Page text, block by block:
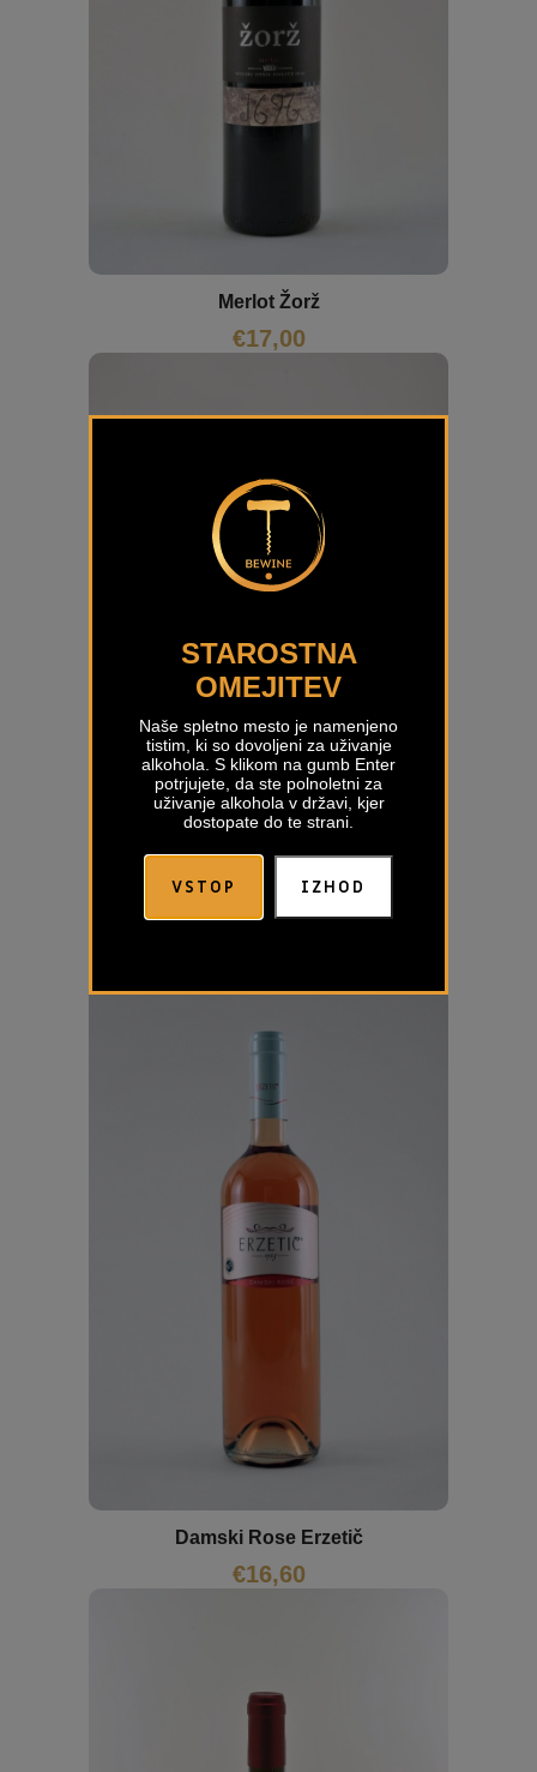
STAROSTNA
OMEJITEV
Naše spletno mesto je namenjeno
tistim, ki so dovoljeni za uživanje
alkohola. S klikom na gumb Enter
potrjujete, da ste polnoletni za
uživanje alkohola v državi, kjer
dostopate do te strani.
VSTOP IZHOD
Merlot Žorž
€17,00
Merlot Santei
Damski Rose Erzetič
€16,60